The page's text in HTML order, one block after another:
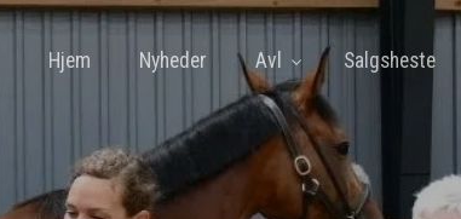
Hjem Nyheder Avl Salgsheste